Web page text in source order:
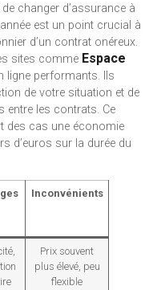
changer d’assurance à
est un point crucial à
d’un contrat onéreux.
sites comme Espace
ligne performants. Ils
de votre situation et de
entre les contrats. Ce
des cas une économie
d’euros sur la durée du
Inconvénients
Prix souvent
plus élevé, peu
flexible